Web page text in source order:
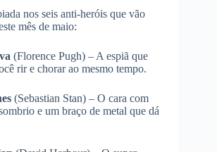
nos seis anti-heróis que vão
mês de maio:
(Florence Pugh) – A espiã que
rir e chorar ao mesmo tempo.
(Sebastian Stan) – O cara com
e um braço de metal que dá